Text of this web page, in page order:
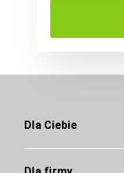
Dla Ciebie